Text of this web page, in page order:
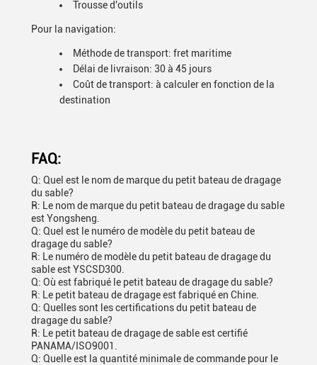
Trousse d'outils
Pour la navigation:
Méthode de transport: fret maritime
Délai de livraison: 30 à 45 jours
Coût de transport: à calculer en fonction de la
destination
FAQ:
Q: Quel est le nom de marque du petit bateau de dragage
du sable?
R: Le nom de marque du petit bateau de dragage du sable
est Yongsheng.
Q: Quel est le numéro de modèle du petit bateau de
dragage du sable?
R: Le numéro de modèle du petit bateau de dragage du
sable est YSCSD300.
Q: Où est fabriqué le petit bateau de dragage du sable?
R: Le petit bateau de dragage est fabriqué en Chine.
Q: Quelles sont les certifications du petit bateau de
dragage du sable?
R: Le petit bateau de dragage de sable est certifié
PANAMA/ISO9001.
Q: Quelle est la quantité minimale de commande pour le